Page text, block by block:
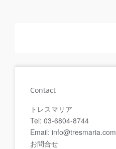
Contact
トレスマリア
Tel: 03-6804-8744
Email: info@tresmaria.com
お問合せ